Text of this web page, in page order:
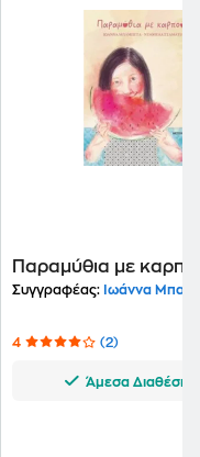
Παραμύθια με
Συγγραφέας: Ιωάννα Μπακιρτζή-
4 (2)
Άμεσα Διαθέσιμο